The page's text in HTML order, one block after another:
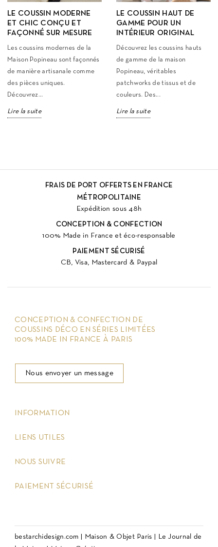
LE COUSSIN MODERNE
ET CHIC CONÇU ET
FAÇONNÉ SUR MESURE
Les coussins modernes de la
Maison Popineau sont façonnés
de manière artisanale comme
des pièces uniques.
Découvrez...
Lire la suite
LE COUSSIN HAUT DE
GAMME POUR UN
INTÉRIEUR ORIGINAL
Découvrez les coussins hauts
de gamme de la maison
Popineau, véritables
patchworks de tissus et de
couleurs. Des...
Lire la suite
FRAIS DE PORT OFFERTS EN FRANCE
MÉTROPOLITAINE
Expédition sous 48h
CONCEPTION & CONFECTION
100% Made in France et éco-responsable
PAIEMENT SÉCURISÉ
CB, Visa, Mastercard & Paypal
CONCEPTION & CONFECTION DE
COUSSINS DÉCO EN SÉRIES LIMITÉES
100% MADE IN FRANCE À PARIS
Nous envoyer un message
INFORMATION
LIENS UTILES
NOUS SUIVRE
PAIEMENT SÉCURISÉ
bestarchidesign.com Maison & Objet Paris
Le Journal de